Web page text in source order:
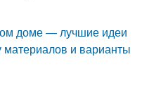
доме — лучшие идеи
и варианты